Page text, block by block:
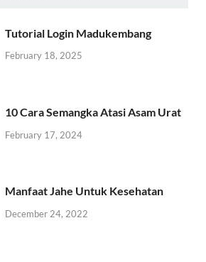
Tutorial Login Madukembang
February 18, 2025
10 Cara Semangka Atasi Asam Urat
February 17, 2024
Manfaat Jahe Untuk Kesehatan
December 24, 2022